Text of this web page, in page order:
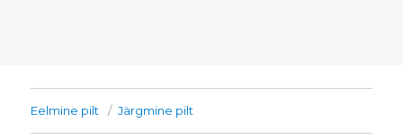
Eelmine pilt Järgmine pilt